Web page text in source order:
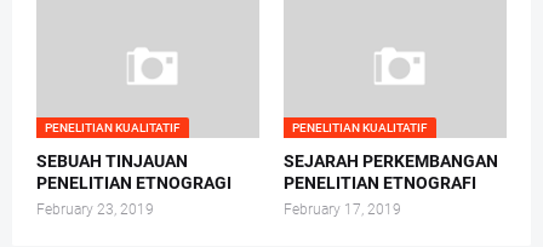
PENELITIAN KUALITATIF
SEBUAH TINJAUAN
PENELITIAN ETNOGRAGI
February 23, 2019
PENELITIAN KUALITATIF
SEJARAH PERKEMBANGAN
PENELITIAN ETNOGRAFI
February 17, 2019